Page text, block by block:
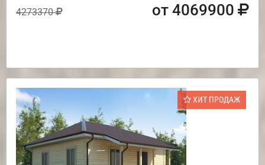
4273370 от 4069900
ХИТ ПРОДАЖ